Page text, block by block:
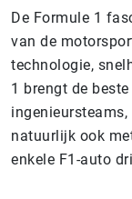
De Formule 1
van de
technologie,
1 brengt de
ingenieursteams,
natuurlijk ook
enkele F1-auto